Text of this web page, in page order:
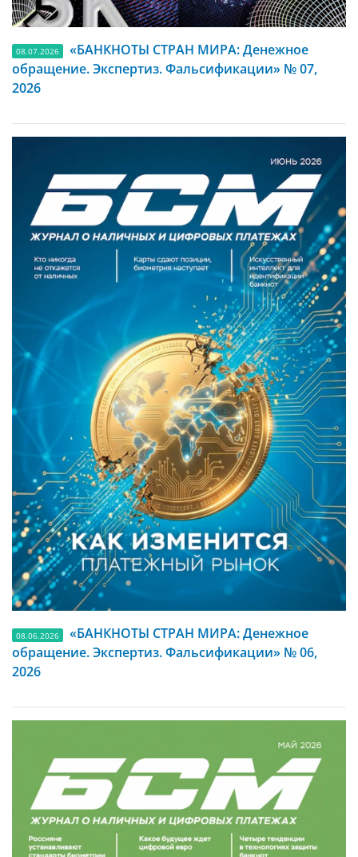
08.07.2026
«БАНКНОТЫ СТРАН МИРА: Денежное
обращение. Экспертиз. Фальсификации» № 07,
2026
08.06.2026
«БАНКНОТЫ СТРАН МИРА: Денежное
обращение. Экспертиз. Фальсификации» № 06,
2026